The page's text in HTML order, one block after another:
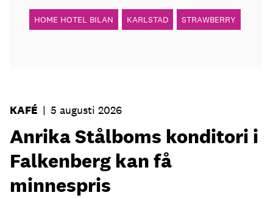
HOME HOTEL BILAN KARLSTAD STRAWBERRY
KAFÉ | 5 augusti 2026
Anrika Stålboms konditori i
Falkenberg kan få
minnespris